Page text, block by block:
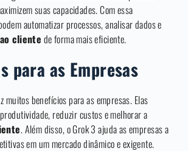
suas capacidades. Com essa
automatizar processos, analisar dados e
cliente de forma mais eficiente.
para as Empresas
muitos benefícios para as empresas. Elas
reduzir custos e melhorar a
. Além disso, o Grok 3 ajuda as empresas a
em um mercado dinâmico e exigente.